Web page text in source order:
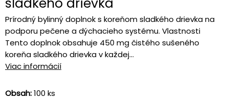
Prírodný bylinný doplnok s koreňom sladkého drievka na
podporu pečene a dýchacieho systému. Vlastnosti
Tento doplnok obsahuje 450 mg čistého sušeného
koreňa sladkého drievka v každej...
Viac informácií
Obsah:100 ks